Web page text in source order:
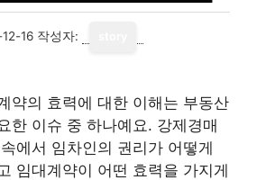
16 작성자:
약의 효력에 대한 이해는 부동산
한 이슈 중 하나예요. 강제경매
에서 임차인의 권리가 어떻게
임대계약이 어떤 효력을 가지게